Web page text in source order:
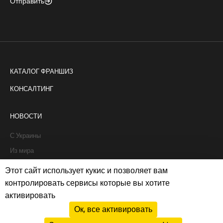
КАТАЛОГ ФРАНШИЗ
КОНСАЛТИНГ
НОВОСТИ
С Украины
Из мира
Интервью
Истории франчайзи
Рапорты
Этот сайт использует кукис и позволяет вам
контролировать сервисы которые вы хотите
активировать
Ок, все активировать